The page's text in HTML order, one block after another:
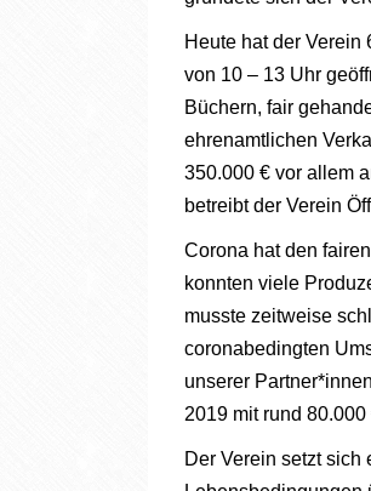
Heute hat der Verein
von 10 – 13 Uhr
Büchern, fair
ehrenamtlichen
350.000 € vor allem
betreibt der Verein
Corona hat den
konnten viele
musste zeitweise
coronabedingten
unserer
2019 mit rund 80.000
Der Verein setzt sich